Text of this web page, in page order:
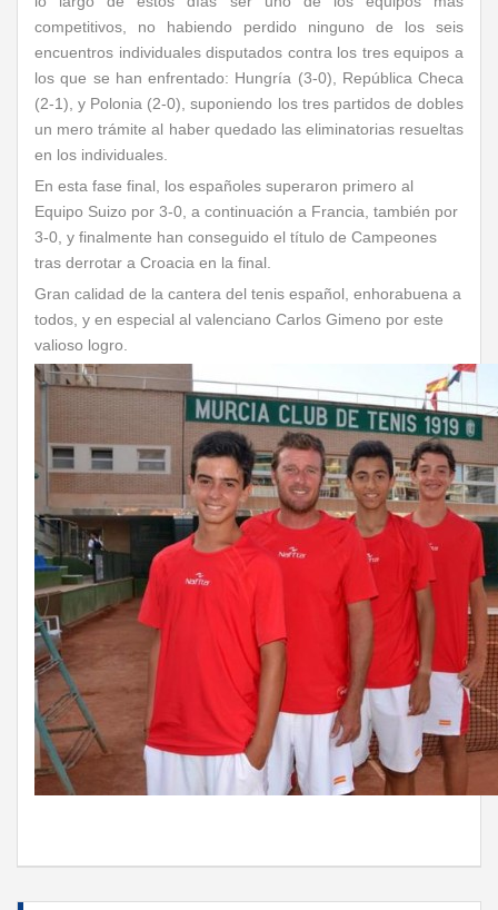
competitivos, no habiendo perdido ninguno de los seis
encuentros individuales disputados contra los tres equipos a
los que se han enfrentado: Hungría (3-0), República Checa
(2-1), y Polonia (2-0), suponiendo los tres partidos de dobles
un mero trámite al haber quedado las eliminatorias resueltas
en los individuales.
En esta fase final, los españoles superaron primero al
Equipo Suizo por 3-0, a continuación a Francia, también por
3-0, y finalmente han conseguido el título de Campeones
tras derrotar a Croacia en la final.
Gran calidad de la cantera del tenis español, enhorabuena a
todos, y en especial al valenciano Carlos Gimeno por este
valioso logro.